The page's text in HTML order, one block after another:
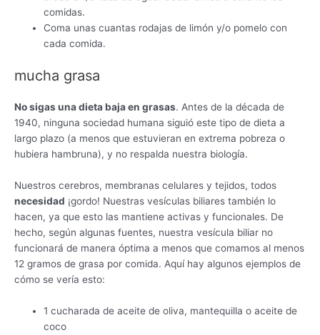
comidas.
Coma unas cuantas rodajas de limón y/o pomelo con
cada comida.
mucha grasa
No sigas una dieta baja en grasas. Antes de la década de
1940, ninguna sociedad humana siguió este tipo de dieta a
largo plazo (a menos que estuvieran en extrema pobreza o
hubiera hambruna), y no respalda nuestra biología.
Nuestros cerebros, membranas celulares y tejidos, todos
necesidad ¡gordo! Nuestras vesículas biliares también lo
hacen, ya que esto las mantiene activas y funcionales. De
hecho, según algunas fuentes, nuestra vesícula biliar no
funcionará de manera óptima a menos que comamos al menos
12 gramos de grasa por comida. Aquí hay algunos ejemplos de
cómo se vería esto:
1 cucharada de aceite de oliva, mantequilla o aceite de
coco